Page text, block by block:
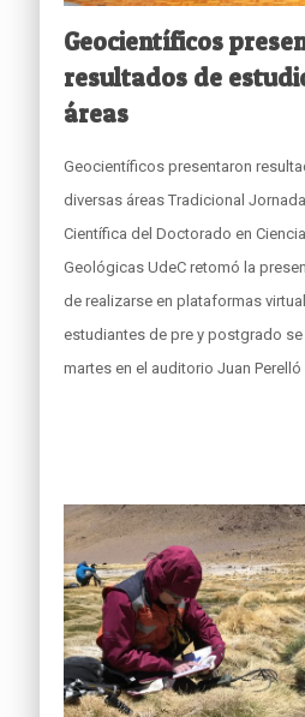
Geocientíficos
resultados de
áreas
Geocientíficos presentaron
diversas áreas Tradicional
Científica del Doctorado en
Geológicas UdeC retomó la
de realizarse en plataformas
estudiantes de pre y postgrado
martes en el auditorio Juan Perelló